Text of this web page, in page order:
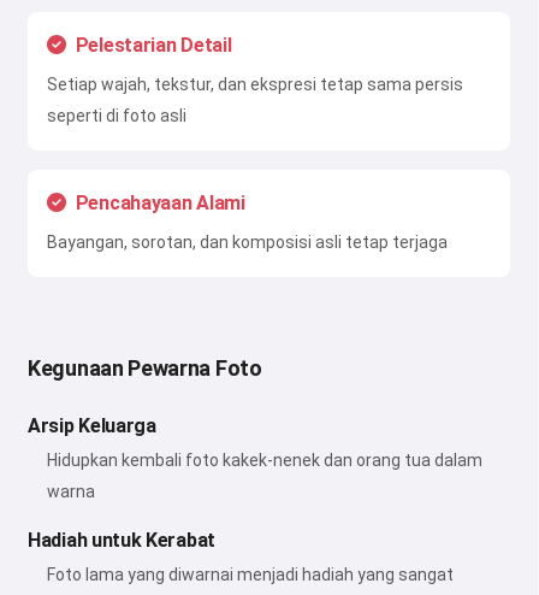
Pelestarian Detail
Setiap wajah, tekstur, dan ekspresi tetap sama persis
seperti di foto asli
Pencahayaan Alami
Bayangan, sorotan, dan komposisi asli tetap terjaga
Kegunaan Pewarna Foto
Arsip Keluarga
Hidupkan kembali foto kakek-nenek dan orang tua dalam
warna
Hadiah untuk Kerabat
Foto lama yang diwarnai menjadi hadiah yang sangat